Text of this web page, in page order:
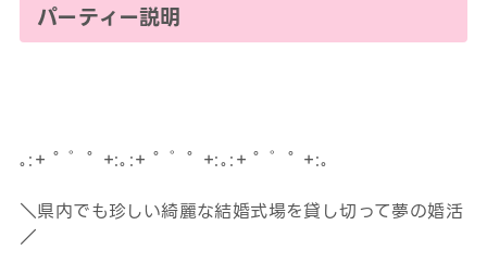
パーティー説明
｡:+ ﾟ ゜ﾟ +:｡:+ ﾟ ゜ﾟ +:｡:+ ﾟ ゜ﾟ +:｡
＼県内でも珍しい綺麗な結婚式場を貸し切って夢の婚活
／